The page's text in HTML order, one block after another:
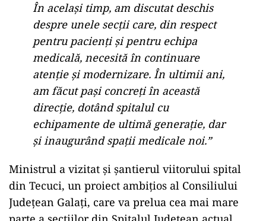
În același timp, am discutat deschis
despre unele secții care, din respect
pentru pacienți și pentru echipa
medicală, necesită în continuare
atenție și modernizare. În ultimii ani,
am făcut pași concreți în această
direcție, dotând spitalul cu
echipamente de ultimă generație, dar
și inaugurând spații medicale noi.”
Ministrul a vizitat și șantierul viitorului spital
din Tecuci, un proiect ambițios al Consiliului
Județean Galați, care va prelua cea mai mare